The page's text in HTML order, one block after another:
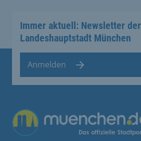
Immer aktuell: Newsletter der
Landeshauptstadt München
Anmelden